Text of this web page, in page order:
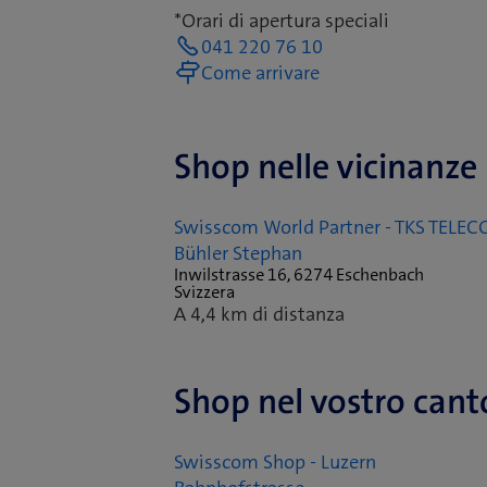
*Orari di apertura speciali
041 220 76 10
Come arrivare
Shop nelle vicinanze
Swisscom World Partner - TKS
Bühler Stephan
Inwilstrasse 16, 6274 Eschenbach
Svizzera
A 4,4 km di distanza
Shop nel vostro
Swisscom Shop - Luzern